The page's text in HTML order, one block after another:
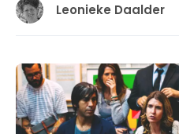
Leonieke Daalder